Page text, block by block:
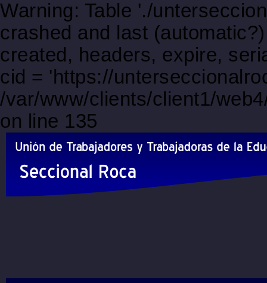
Warning: Table './
crashed and last
created, headers, expire,
cid = 'https://
/var/www/clients/client1/
on line 135